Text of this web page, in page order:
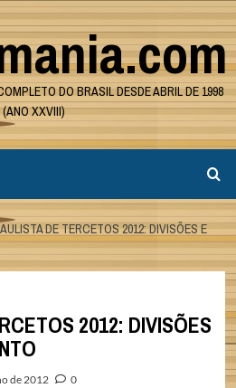
DO BRASIL DESDE ABRIL DE 1998
(ANO XXVIII)
DE TERCETOS 2012: DIVISÕES E
2012: DIVISÕES
de 2012 0